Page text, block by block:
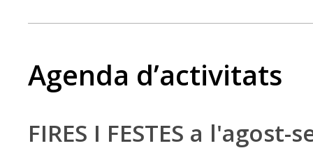
Agenda d’activitats
FIRES I FESTES a l'agost-